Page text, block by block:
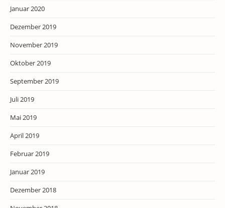
Januar 2020
Dezember 2019
November 2019
Oktober 2019
September 2019
Juli 2019
Mai 2019
April 2019
Februar 2019
Januar 2019
Dezember 2018